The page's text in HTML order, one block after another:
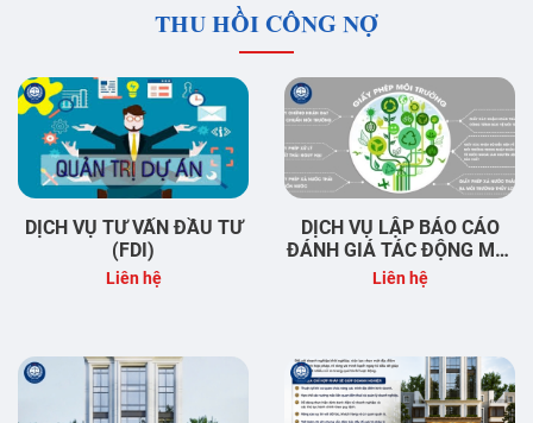
THU HỒI CÔNG NỢ
DỊCH VỤ TƯ VẤN ĐẦU TƯ
(FDI)
Liên hệ
DỊCH VỤ LẬP BÁO CÁO
ĐÁNH GIÁ TÁC ĐỘNG MÔI
TRƯỜNG
Liên hệ